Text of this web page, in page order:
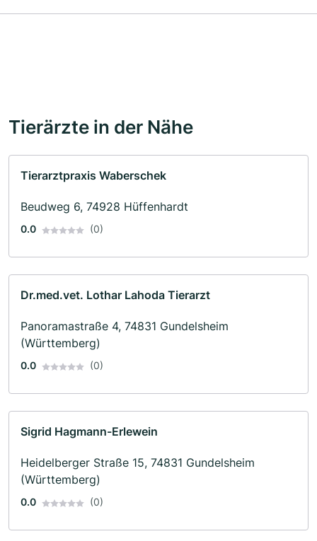
Tierärzte in der Nähe
Tierarztpraxis Waberschek
Beudweg 6, 74928 Hüffenhardt
0.0 (0)
Dr.med.vet. Lothar Lahoda Tierarzt
Panoramastraße 4, 74831 Gundelsheim
(Württemberg)
0.0 (0)
Sigrid Hagmann-Erlewein
Heidelberger Straße 15, 74831 Gundelsheim
(Württemberg)
0.0 (0)